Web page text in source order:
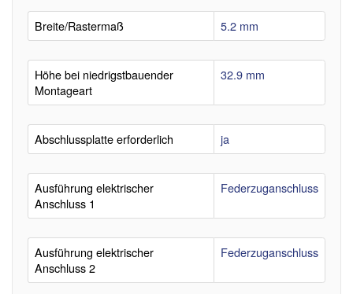
Breite/Rastermaß 5.2 mm
Höhe bei niedrigstbauender
Montageart
32.9 mm
Abschlussplatte erforderlich ja
Ausführung elektrischer
Anschluss 1
Federzuganschluss
Ausführung elektrischer
Anschluss 2
Federzuganschluss